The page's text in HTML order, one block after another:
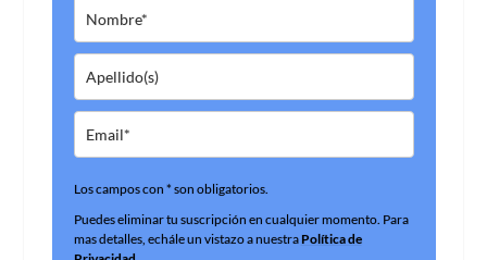
Los campos con * son obligatorios.
Puedes eliminar tu suscripción en cualquier momento. Para
mas detalles, echále un vistazo a nuestraPolítica de